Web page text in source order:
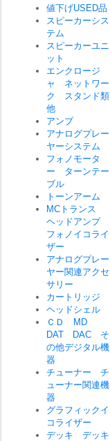
値下げUSED品
スピーカーシス
テム
スピーカーユニ
ット
エンクロージ
ャ ネットワー
ク スタンド類
他
アンプ
アナログプレー
ヤーシステム
フォノモータ
ー ターンテー
ブル
トーンアーム
MCトランス
ヘッドアンプ
フォノイコライ
ザー
アナログプレー
ヤー関連アクセ
サリー
カートリッジ
ヘッドシェル
ＣＤ MD
DAT DAC そ
の他デジタル機
器
チューナー チ
ューナー関連機
器
グラフィックイ
コライザー
デッキ デッキ